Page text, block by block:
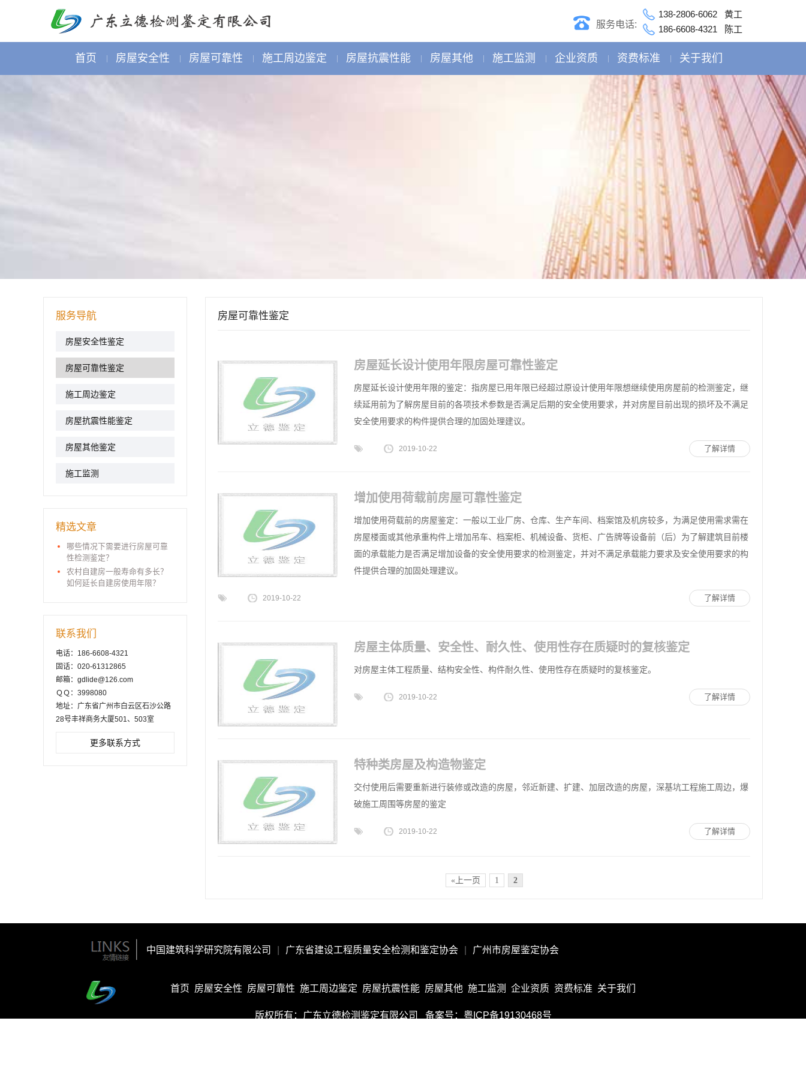
服务电话:
138-2806-6062 黄工
186-6608-4321 陈工
首页 房屋安全性 房屋可靠性 施工周边鉴定 房屋抗震性能 房屋其他 施工监测 企业资质 资费标准 关于我们
服务导航
房屋安全性鉴定
房屋可靠性鉴定
施工周边鉴定
房屋抗震性能鉴定
房屋其他鉴定
施工监测
精选文章
哪些情况下需要进行房屋可靠
性检测鉴定？
农村自建房一般寿命有多长？
如何延长自建房使用年限？
联系我们
电话：186-6608-4321
固话：020-61312865
邮箱：gdlide@126.com
ＱＱ：3998080
地址：广东省广州市白云区石沙公路
28号丰祥商务大厦501、503室
更多联系方式
房屋可靠性鉴定
房屋延长设计使用年限房屋可靠性鉴定
房屋延长设计使用年限的鉴定：指房屋已用年限已经超过原设计使用年限想继续使用房屋前的检测鉴定，继
续延用前为了解房屋目前的各项技术参数是否满足后期的安全使用要求，并对房屋目前出现的损坏及不满足
安全使用要求的构件提供合理的加固处理建议。
了解详情
2019-10-22
增加使用荷载前房屋可靠性鉴定
增加使用荷载前的房屋鉴定：一般以工业厂房、仓库、生产车间、档案馆及机房较多，为满足使用需求需在
房屋楼面或其他承重构件上增加吊车、档案柜、机械设备、货柜、广告牌等设备前（后）为了解建筑目前楼
面的承载能力是否满足增加设备的安全使用要求的检测鉴定，并对不满足承载能力要求及安全使用要求的构
件提供合理的加固处理建议。
了解详情
2019-10-22
房屋主体质量、安全性、耐久性、使用性存在质疑时的复核鉴定
对房屋主体工程质量、结构安全性、构件耐久性、使用性存在质疑时的复核鉴定。
了解详情
2019-10-22
特种类房屋及构造物鉴定
交付使用后需要重新进行装修或改造的房屋，邻近新建、扩建、加层改造的房屋，深基坑工程施工周边，爆
破施工周围等房屋的鉴定
了解详情
2019-10-22
«上一页 1 2
中国建筑科学研究院有限公司 广东省建设工程质量安全检测和鉴定协会 广州市房屋鉴定协会
首页 房屋安全性 房屋可靠性 施工周边鉴定 房屋抗震性能 房屋其他 施工监测 企业资质 资费标准 关于我们
版权所有：广东立德检测鉴定有限公司 备案号： 粤ICP备19130468号